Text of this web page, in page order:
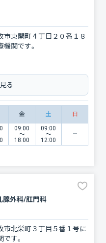
市東開町４丁目２０番１８
関です。
る
金 土 日
09:00
〜
18:00
09:00
〜
12:00
腺外科/肛門科
市北栄町３丁目５番１号に
す。